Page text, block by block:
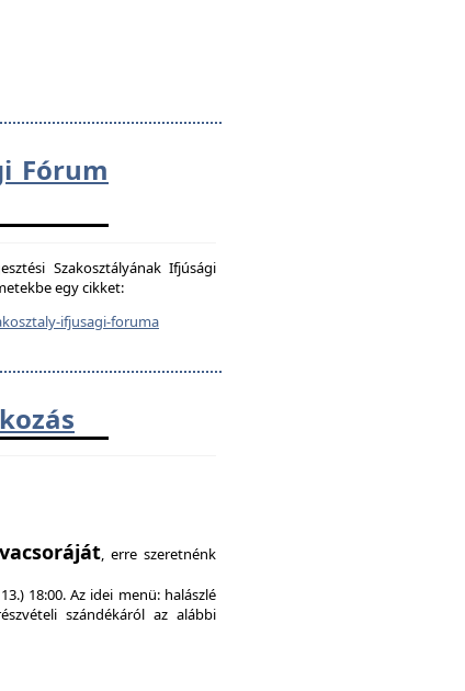
Fórum
Szakosztályának Ifjúsági
egy cikket:
ifjusagi-foruma
, erre szeretnénk
18:00. Az idei menü: halászlé
szándékáról az alábbi